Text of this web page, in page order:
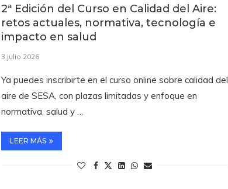
2ª Edición del Curso en Calidad del Aire:
retos actuales, normativa, tecnología e
impacto en salud
3 julio 2026
Ya puedes inscribirte en el curso online sobre calidad del
aire de SESA, con plazas limitadas y enfoque en
normativa, salud y …
LEER MÁS